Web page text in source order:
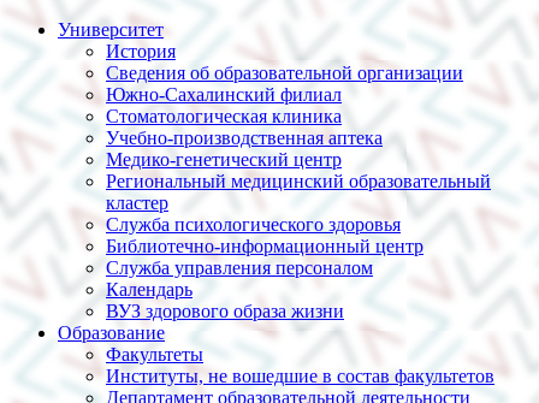
Университет
История
Сведения об образовательной организации
Южно-Сахалинский филиал
Стоматологическая клиника
Учебно-производственная аптека
Медико-генетический центр
Региональный медицинский образовательный
кластер
Служба психологического здоровья
Библиотечно-информационный центр
Служба управления персоналом
Календарь
ВУЗ здорового образа жизни
Образование
Факультеты
Институты, не вошедшие в состав факультетов
Департамент образовательной деятельности